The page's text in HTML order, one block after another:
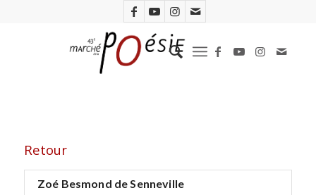
Retour
Zoé Besmond de Senneville